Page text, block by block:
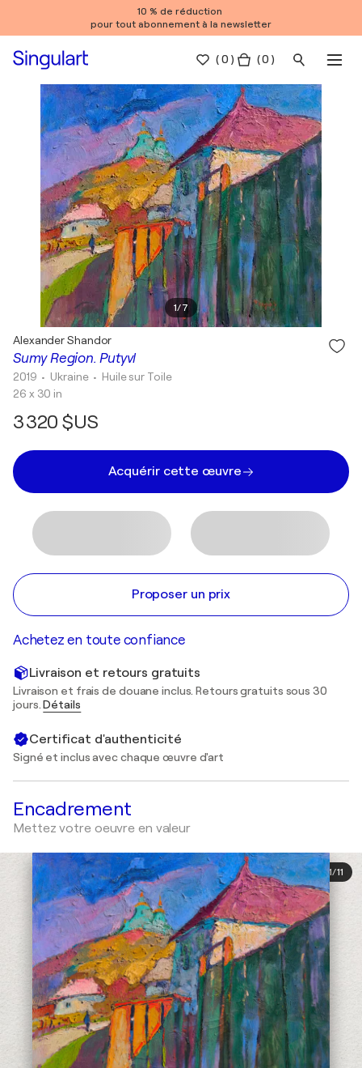
10 % de réduction
pour tout abonnement à la newsletter
(0 ) ( 0 )
1/7
Sumy Region. Putyvl
Alexander Shandor
2019 • Ukraine • Huile sur Toile
26 x 30 in
3 320 $US
Acquérir cette œuvre
Proposer un prix
Achetez en toute confiance
Livraison et retours gratuits
Livraison et frais de douane inclus. Retours gratuits sous 30
jours.Détails
Certificat d'authenticité
Signé et inclus avec chaque œuvre d'art
Encadrement
Mettez votre oeuvre en valeur
1/11